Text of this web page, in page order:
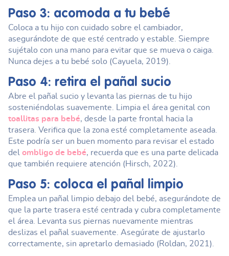
Paso 3: acomoda a tu bebé
Coloca a tu hijo con cuidado sobre el cambiador,
asegurándote de que esté centrado y estable. Siempre
sujétalo con una mano para evitar que se mueva o caiga.
Nunca dejes a tu bebé solo (Cayuela, 2019).
Paso 4: retira el pañal sucio
Abre el pañal sucio y levanta las piernas de tu hijo
sosteniéndolas suavemente. Limpia el área genital con
toallitas para bebé, desde la parte frontal hacia la
trasera. Verifica que la zona esté completamente aseada.
Este podría ser un buen momento para revisar el estado
del ombligo de bebé, recuerda que es una parte delicada
que también requiere atención (Hirsch, 2022).
Paso 5: coloca el pañal limpio
Emplea un pañal limpio debajo del bebé, asegurándote de
que la parte trasera esté centrada y cubra completamente
el área. Levanta sus piernas nuevamente mientras
deslizas el pañal suavemente. Asegúrate de ajustarlo
correctamente, sin apretarlo demasiado (Roldan, 2021).